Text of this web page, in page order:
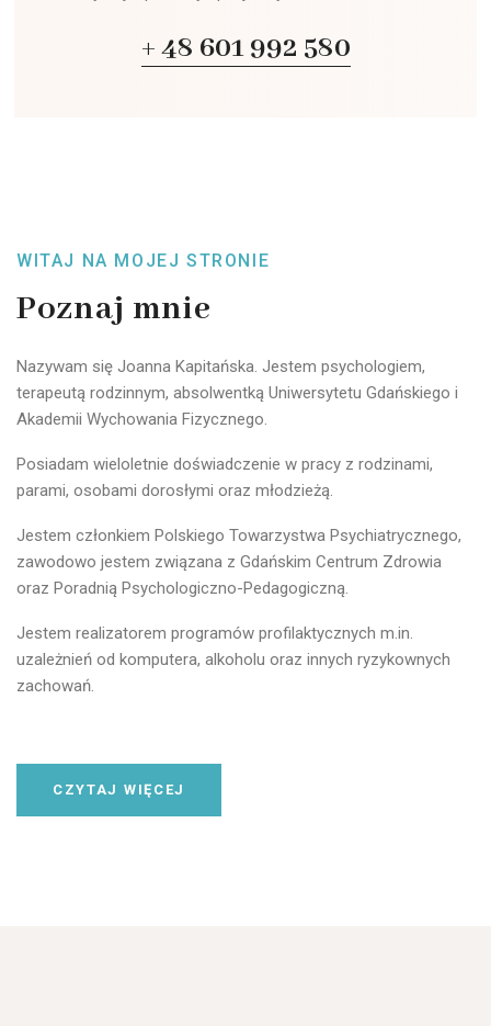
+ 48 601 992 580
WITAJ NA MOJEJ STRONIE
Poznaj mnie
Nazywam się Joanna Kapitańska. Jestem psychologiem,
terapeutą rodzinnym, absolwentką Uniwersytetu Gdańskiego i
Akademii Wychowania Fizycznego.
Posiadam wieloletnie doświadczenie w pracy z rodzinami,
parami, osobami dorosłymi oraz młodzieżą.
Jestem członkiem Polskiego Towarzystwa Psychiatrycznego,
zawodowo jestem związana z Gdańskim Centrum Zdrowia
oraz Poradnią Psychologiczno-Pedagogiczną.
Jestem realizatorem programów profilaktycznych m.in.
uzależnień od komputera, alkoholu oraz innych ryzykownych
zachowań.
CZYTAJ WIĘCEJ